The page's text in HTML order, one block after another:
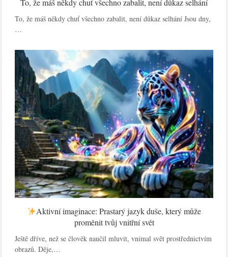
To, že máš někdy chuť všechno zabalit, není důkaz selhání Jsou dny,
…
Aktivní imaginace: Prastarý jazyk duše, který může
proměnit tvůj vnitřní svět
Ještě dříve, než se člověk naučil mluvit, vnímal svět prostřednictvím
obrazů. Děje,…